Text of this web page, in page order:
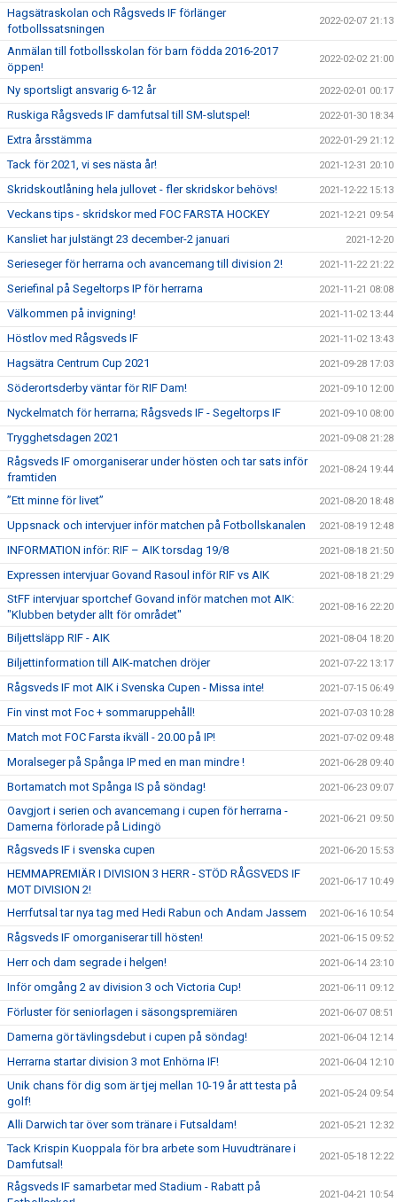
Hagsätraskolan och Rågsveds IF förlänger
fotbollssatsningen
2022-02-07 21:13
Anmälan till fotbollsskolan för barn födda 2016-2017
öppen!
2022-02-02 21:00
Ny sportsligt ansvarig 6-12 år 2022-02-01 00:17
Ruskiga Rågsveds IF damfutsal till SM-slutspel! 2022-01-30 18:34
Extra årsstämma 2022-01-29 21:12
Tack för 2021, vi ses nästa år! 2021-12-31 20:10
Skridskoutlåning hela jullovet - fler skridskor behövs! 2021-12-22 15:13
Veckans tips - skridskor med FOC FARSTA HOCKEY 2021-12-21 09:54
Kansliet har julstängt 23 december-2 januari 2021-12-20
Serieseger för herrarna och avancemang till division 2! 2021-11-22 21:22
Seriefinal på Segeltorps IP för herrarna 2021-11-21 08:08
Välkommen på invigning! 2021-11-02 13:44
Höstlov med Rågsveds IF 2021-11-02 13:43
Hagsätra Centrum Cup 2021 2021-09-28 17:03
Söderortsderby väntar för RIF Dam! 2021-09-10 12:00
Nyckelmatch för herrarna; Rågsveds IF - Segeltorps IF 2021-09-10 08:00
Trygghetsdagen 2021 2021-09-08 21:28
Rågsveds IF omorganiserar under hösten och tar sats inför
framtiden
2021-08-24 19:44
”Ett minne för livet” 2021-08-20 18:48
Uppsnack och intervjuer inför matchen på Fotbollskanalen 2021-08-19 12:48
INFORMATION inför: RIF – AIK torsdag 19/8 2021-08-18 21:50
Expressen intervjuar Govand Rasoul inför RIF vs AIK 2021-08-18 21:29
StFF intervjuar sportchef Govand inför matchen mot AIK:
"Klubben betyder allt för området"
2021-08-16 22:20
Biljettsläpp RIF - AIK 2021-08-04 18:20
Biljettinformation till AIK-matchen dröjer 2021-07-22 13:17
Rågsveds IF mot AIK i Svenska Cupen - Missa inte! 2021-07-15 06:49
Fin vinst mot Foc + sommaruppehåll! 2021-07-03 10:28
Match mot FOC Farsta ikväll - 20.00 på IP! 2021-07-02 09:48
Moralseger på Spånga IP med en man mindre ! 2021-06-28 09:40
Bortamatch mot Spånga IS på söndag! 2021-06-23 09:07
Oavgjort i serien och avancemang i cupen för herrarna -
Damerna förlorade på Lidingö
2021-06-21 09:50
Rågsveds IF i svenska cupen 2021-06-20 15:53
HEMMAPREMIÄR I DIVISION 3 HERR - STÖD RÅGSVEDS IF
MOT DIVISION 2!
2021-06-17 10:49
Herrfutsal tar nya tag med Hedi Rabun och Andam Jassem 2021-06-16 10:54
Rågsveds IF omorganiserar till hösten! 2021-06-15 09:52
Herr och dam segrade i helgen! 2021-06-14 23:10
Inför omgång 2 av division 3 och Victoria Cup! 2021-06-11 09:12
Förluster för seniorlagen i säsongspremiären 2021-06-07 08:51
Damerna gör tävlingsdebut i cupen på söndag! 2021-06-04 12:14
Herrarna startar division 3 mot Enhörna IF! 2021-06-04 12:10
Unik chans för dig som är tjej mellan 10-19 år att testa på
golf!
2021-05-24 09:54
Alli Darwich tar över som tränare i Futsaldam! 2021-05-21 12:32
Tack Krispin Kuoppala för bra arbete som Huvudtränare i
Damfutsal!
2021-05-18 12:22
Rågsveds IF samarbetar med Stadium - Rabatt på
2021-04-21 10:54